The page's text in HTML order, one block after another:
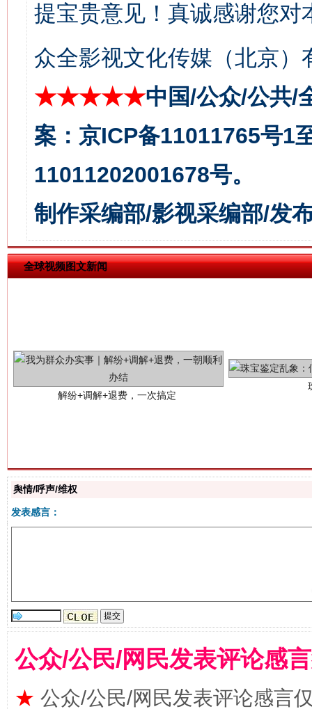
提宝贵意见！真诚感谢您
众全影视文化传媒（北京）
★★★★★中国/公众/公共/
案：京ICP备11011765号1
11011202001678号。
制作采编部/影视采编部/发
全球视频图文新闻
站台名比不上好声名
漫山遍野的桃花与雪山、麦地、白藏房 除
舆情/呼声/维权
发表感言：
公众/公民/网民发表评论感
★ 公众/公民/网民发表评论感言